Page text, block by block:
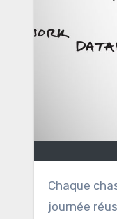
Chaque chasseur chevronné sait que le choix de la cartouche de chasse peut faire la différence entre une
journée